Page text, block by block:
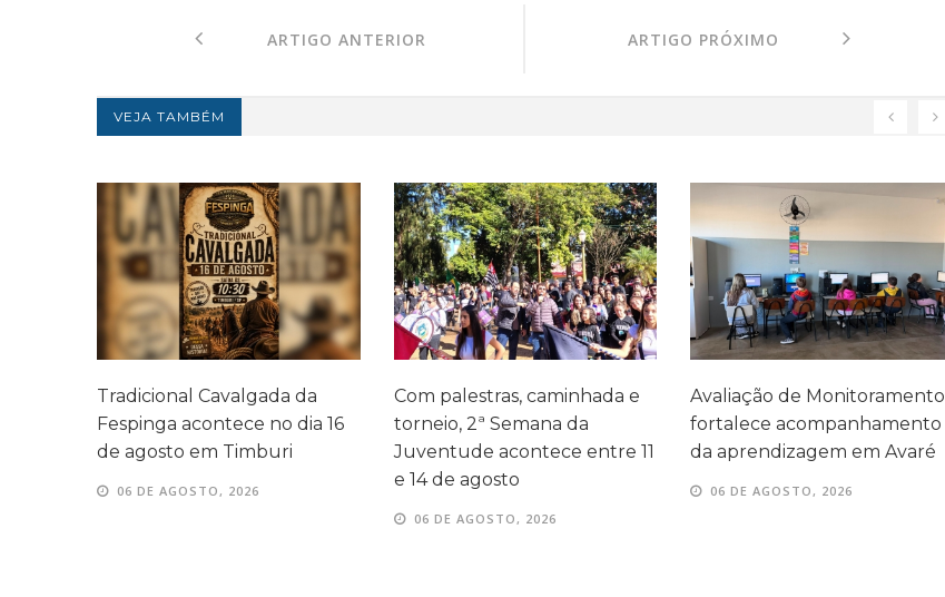
ARTIGO ANTERIOR ARTIGO PRÓXIMO
VEJA TAMBÉM
Tradicional Cavalgada da
Fespinga acontece no dia 16
de agosto em Timburi
06 DE AGOSTO, 2026
Com palestras, caminhada e
torneio, 2ª Semana da
Juventude acontece entre 11
e 14 de agosto
06 DE AGOSTO, 2026
Avaliação de Monitoramento
fortalece acompanhamento
da aprendizagem em Avaré
06 DE AGOSTO, 2026